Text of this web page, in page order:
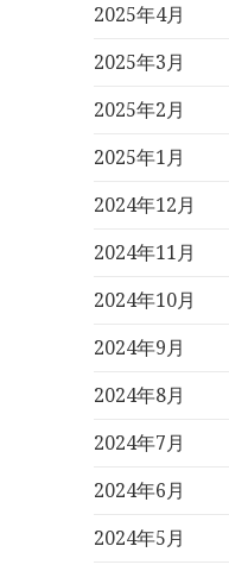
2025年4月
2025年3月
2025年2月
2025年1月
2024年12月
2024年11月
2024年10月
2024年9月
2024年8月
2024年7月
2024年6月
2024年5月